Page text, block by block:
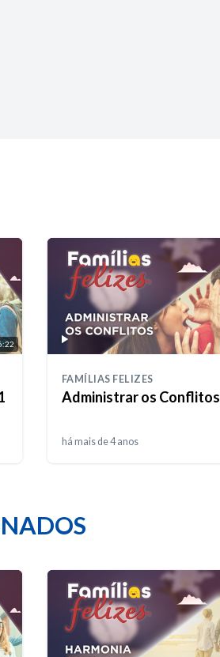
FAMÍLIAS FELIZES
Administrar os Conflitos
há mais de 4 anos